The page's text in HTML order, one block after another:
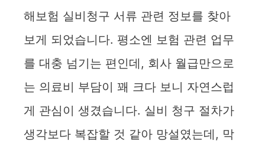
해보험 실비청구 서류 관련 정보를 찾아
보게 되었습니다. 평소엔 보험 관련 업무
를 대충 넘기는 편인데, 회사 월급만으로
는 의료비 부담이 꽤 크다 보니 자연스럽
게 관심이 생겼습니다. 실비 청구 절차가
생각보다 복잡할 것 같아 망설였는데, 막